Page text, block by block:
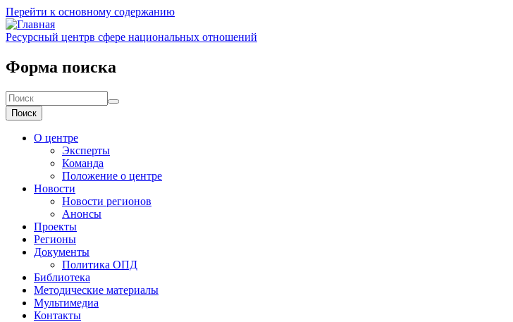
Перейти к основному содержанию
Ресурсный центрв сфере национальных отношений
Форма поиска
Поиск
О центре
Эксперты
Команда
Положение о центре
Новости
Новости регионов
Анонсы
Проекты
Регионы
Документы
Политика ОПД
Библиотека
Методические материалы
Мультимедиа
Контакты